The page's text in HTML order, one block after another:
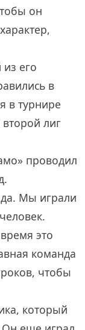
он
его
в
в турнире
лиг
проводил
Мы играли
это
команда
чтобы
который